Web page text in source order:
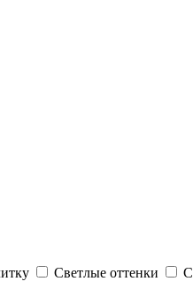
Светлые оттенки